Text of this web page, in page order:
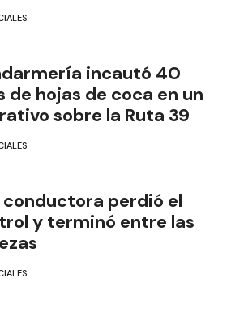
incautó 40
de hojas de coca en un
sobre la Ruta 39
conductora perdió el
y terminó entre las